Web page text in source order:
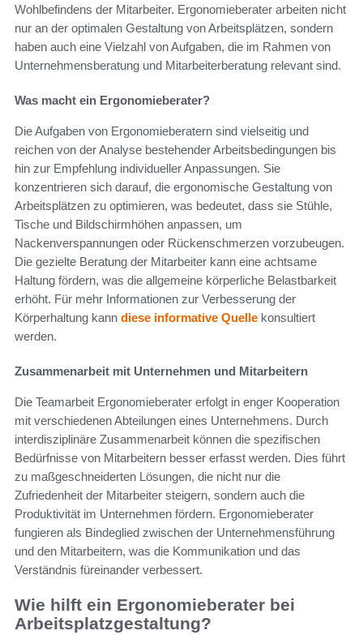
Wohlbefindens der Mitarbeiter. Ergonomieberater arbeiten nicht
nur an der optimalen Gestaltung von Arbeitsplätzen, sondern
haben auch eine Vielzahl von Aufgaben, die im Rahmen von
Unternehmensberatung und Mitarbeiterberatung relevant sind.
Was macht ein Ergonomieberater?
Die Aufgaben von Ergonomieberatern sind vielseitig und
reichen von der Analyse bestehender Arbeitsbedingungen bis
hin zur Empfehlung individueller Anpassungen. Sie
konzentrieren sich darauf, die ergonomische Gestaltung von
Arbeitsplätzen zu optimieren, was bedeutet, dass sie Stühle,
Tische und Bildschirmhöhen anpassen, um
Nackenverspannungen oder Rückenschmerzen vorzubeugen.
Die gezielte Beratung der Mitarbeiter kann eine achtsame
Haltung fördern, was die allgemeine körperliche Belastbarkeit
erhöht. Für mehr Informationen zur Verbesserung der
Körperhaltung kann diese informative Quelle konsultiert
werden.
Zusammenarbeit mit Unternehmen und Mitarbeitern
Die Teamarbeit Ergonomieberater erfolgt in enger Kooperation
mit verschiedenen Abteilungen eines Unternehmens. Durch
interdisziplinäre Zusammenarbeit können die spezifischen
Bedürfnisse von Mitarbeitern besser erfasst werden. Dies führt
zu maßgeschneiderten Lösungen, die nicht nur die
Zufriedenheit der Mitarbeiter steigern, sondern auch die
Produktivität im Unternehmen fördern. Ergonomieberater
fungieren als Bindeglied zwischen der Unternehmensführung
und den Mitarbeitern, was die Kommunikation und das
Verständnis füreinander verbessert.
Wie hilft ein Ergonomieberater bei
Arbeitsplatzgestaltung?